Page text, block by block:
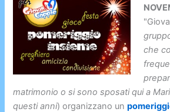
che
matrimonio o si sono sposati qui a
questi anni) organizzano un